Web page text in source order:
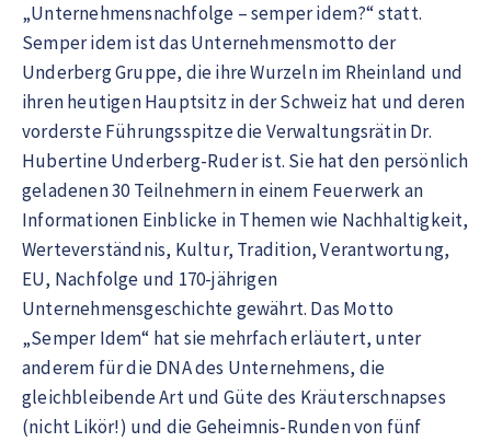
„Unternehmensnachfolge – semper idem?“ statt.
Semper idem ist das Unternehmensmotto der
Underberg Gruppe, die ihre Wurzeln im Rheinland und
ihren heutigen Hauptsitz in der Schweiz hat und deren
vorderste Führungsspitze die Verwaltungsrätin Dr.
Hubertine Underberg-Ruder ist. Sie hat den persönlich
geladenen 30 Teilnehmern in einem Feuerwerk an
Informationen Einblicke in Themen wie Nachhaltigkeit,
Werteverständnis, Kultur, Tradition, Verantwortung,
EU, Nachfolge und 170-jährigen
Unternehmensgeschichte gewährt. Das Motto
„Semper Idem“ hat sie mehrfach erläutert, unter
anderem für die DNA des Unternehmens, die
gleichbleibende Art und Güte des Kräuterschnapses
(nicht Likör!) und die Geheimnis-Runden von fünf